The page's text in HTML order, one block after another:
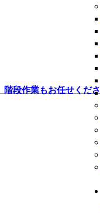
段作業もお任せくださ